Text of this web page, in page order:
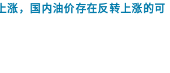
涨，国内油价存在反转上涨的可